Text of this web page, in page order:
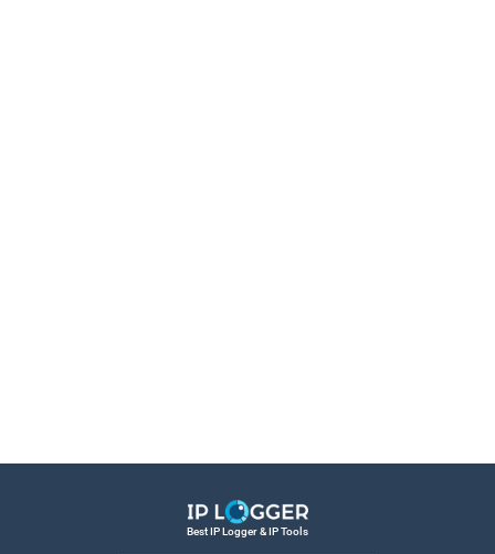
Best IP Logger & IP Tools